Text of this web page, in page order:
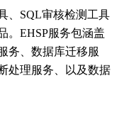
、SQL审核检测工具
。EHSP服务包涵盖
务、数据库迁移服
处理服务、以及数据